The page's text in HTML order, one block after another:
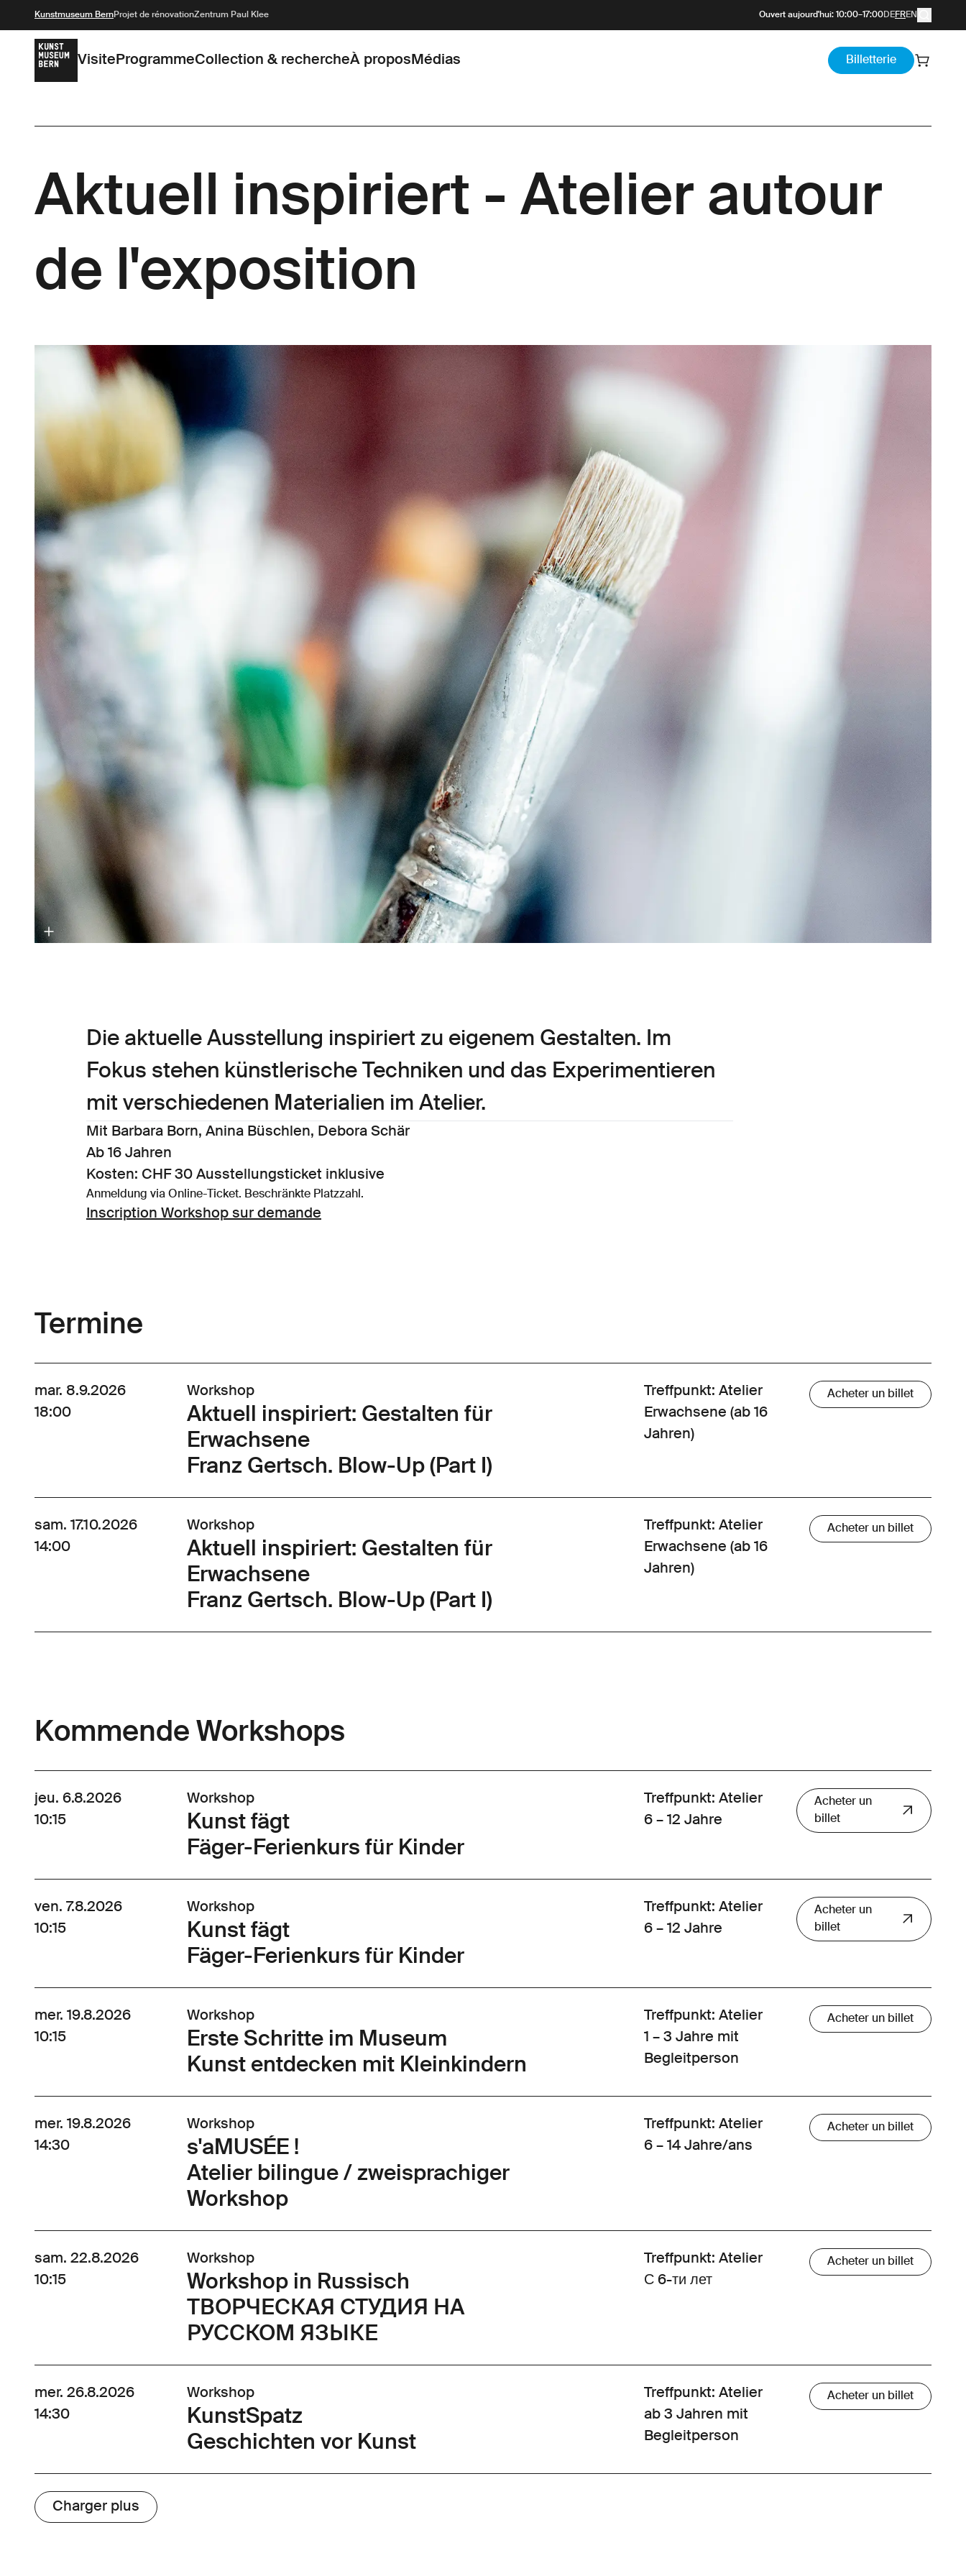
Kunstmuseum BernProjet de rénovationZentrum Paul Klee Ouvert aujourd'hui: 10:00–17:00DEFREN
VisiteProgrammeCollection & rechercheÀ proposMédias Billetterie
Aktuell inspiriert - Atelier autour
de l'exposition
Die aktuelle Ausstellung inspiriert zu eigenem Gestalten. Im
Fokus stehen künstlerische Techniken und das Experimentieren
mit verschiedenen Materialien im Atelier.
Mit Barbara Born, Anina Büschlen, Debora Schär
Ab 16 Jahren
Kosten: CHF 30 Ausstellungsticket inklusive
Anmeldung via Online-Ticket. Beschränkte Platzzahl.
Inscription Workshop sur demande
Termine
mar. 8.9.2026
18:00
Workshop
Aktuell inspiriert: Gestalten für
Erwachsene
Franz Gertsch. Blow-Up (Part I)
Treffpunkt: Atelier
Erwachsene (ab 16
Jahren)
Acheter un billet
sam. 17.10.2026
14:00
Workshop
Aktuell inspiriert: Gestalten für
Erwachsene
Franz Gertsch. Blow-Up (Part I)
Treffpunkt: Atelier
Erwachsene (ab 16
Jahren)
Acheter un billet
Kommende Workshops
jeu. 6.8.2026
10:15
Workshop
Kunst fägt
Fäger-Ferienkurs für Kinder
Treffpunkt: Atelier
6 – 12 Jahre
Acheter un
billet
ven. 7.8.2026
10:15
Workshop
Kunst fägt
Fäger-Ferienkurs für Kinder
Treffpunkt: Atelier
6 – 12 Jahre
Acheter un
billet
mer. 19.8.2026
10:15
Workshop
Erste Schritte im Museum
Kunst entdecken mit Kleinkindern
Treffpunkt: Atelier
1 – 3 Jahre mit
Begleitperson
Acheter un billet
mer. 19.8.2026
14:30
Workshop
s'aMUSÉE !
Atelier bilingue / zweisprachiger
Workshop
Treffpunkt: Atelier
6 – 14 Jahre/ans
Acheter un billet
sam. 22.8.2026
10:15
Workshop
Workshop in Russisch
ТВОРЧЕСКАЯ СТУДИЯ НА
РУССКОМ ЯЗЫКЕ
Treffpunkt: Atelier
С 6-ти лет
Acheter un billet
mer. 26.8.2026
14:30
Workshop
KunstSpatz
Geschichten vor Kunst
Treffpunkt: Atelier
ab 3 Jahren mit
Begleitperson
Acheter un billet
Charger plus